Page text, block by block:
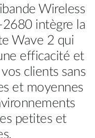
Wireless
intègre la
Wave 2 qui
efficacité et
clients sans
et moyennes
petites et